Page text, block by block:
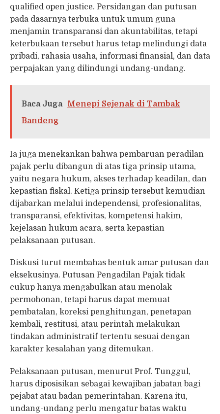
qualified open justice. Persidangan dan putusan
pada dasarnya terbuka untuk umum guna
menjamin transparansi dan akuntabilitas, tetapi
keterbukaan tersebut harus tetap melindungi data
pribadi, rahasia usaha, informasi finansial, dan data
perpajakan yang dilindungi undang-undang.
Baca Juga
Menepi Sejenak di Tambak
Bandeng
Ia juga menekankan bahwa pembaruan peradilan
pajak perlu dibangun di atas tiga prinsip utama,
yaitu negara hukum, akses terhadap keadilan, dan
kepastian fiskal. Ketiga prinsip tersebut kemudian
dijabarkan melalui independensi, profesionalitas,
transparansi, efektivitas, kompetensi hakim,
kejelasan hukum acara, serta kepastian
pelaksanaan putusan.
Diskusi turut membahas bentuk amar putusan dan
eksekusinya. Putusan Pengadilan Pajak tidak
cukup hanya mengabulkan atau menolak
permohonan, tetapi harus dapat memuat
pembatalan, koreksi penghitungan, penetapan
kembali, restitusi, atau perintah melakukan
tindakan administratif tertentu sesuai dengan
karakter kesalahan yang ditemukan.
Pelaksanaan putusan, menurut Prof. Tunggul,
harus diposisikan sebagai kewajiban jabatan bagi
pejabat atau badan pemerintahan. Karena itu,
undang-undang perlu mengatur batas waktu